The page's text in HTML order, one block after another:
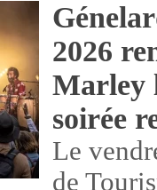
2026
Marley
soirée
Le
de